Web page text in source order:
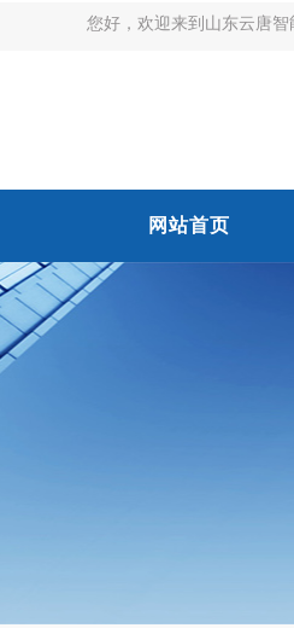
您好，欢迎来到山东云唐智
网站首页